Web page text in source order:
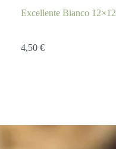
Excellente Bianco 12×12
4,50 €